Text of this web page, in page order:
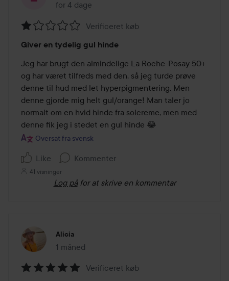
for 4 dage
Posten blev oprettet for 4 dage
1
ud
af
5
Verificeret køb
Giver en tydelig gul hinde
Jeg har brugt den almindelige La Roche-Posay 50+
og har været tilfreds med den, så jeg turde prøve
denne til hud med let hyperpigmentering. Men
denne gjorde mig helt gul/orange! Man taler jo
normalt om en hvid hinde fra solcreme, men med
denne fik jeg i stedet en gul hinde 😂
Oversat fra svensk
Like Kommenter
41 visninger
Log på for at skrive en kommentar
Alicia
1 måned
Posten blev oprettet 1 måned
Verificeret køb